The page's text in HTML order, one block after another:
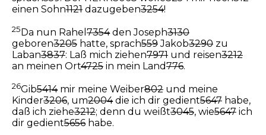
einen Sohn1121 dazugeben3254!
25Da nun Rahel 7354den Joseph3130
geboren3205 hatte, sprach559Jakob3290 zu
Laban3837: Laß mich ziehen7971 und reisen3212
an meinen Ort4725 in mein Land776.
26Gib5414mir meine Weiber802 und meine
Kinder3206, um2004die ich dir gedient5647 habe,
daß ich ziehe3212; denn du weißt3045, wie5647 ich
dir gedient5656 habe.